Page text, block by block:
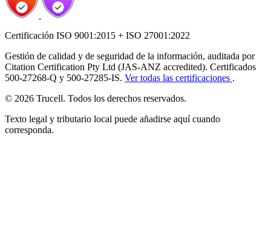
Certificación ISO 9001:2015 + ISO 27001:2022
Gestión de calidad y de seguridad de la información, auditada por
Citation Certification Pty Ltd (JAS-ANZ accredited). Certificados
500-27268-Q y 500-27285-IS. Ver todas las certificaciones .
© 2026 Trucell. Todos los derechos reservados.
Texto legal y tributario local puede añadirse aquí cuando
corresponda.